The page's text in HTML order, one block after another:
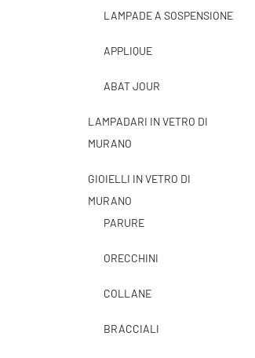
LAMPADE A SOSPENSIONE
APPLIQUE
ABAT JOUR
LAMPADARI IN VETRO DI
MURANO
GIOIELLI IN VETRO DI
MURANO
PARURE
ORECCHINI
COLLANE
BRACCIALI